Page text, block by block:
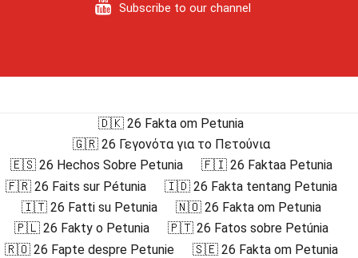
Subscribe to our channel
🇩🇰 26 Fakta om Petunia
🇬🇷 26 Γεγονότα για το Πετούνια
🇪🇸 26 Hechos Sobre Petunia
🇫🇮 26 Faktaa Petunia
🇫🇷 26 Faits sur Pétunia
🇮🇩 26 Fakta tentang Petunia
🇮🇹 26 Fatti su Petunia
🇳🇴 26 Fakta om Petunia
🇵🇱 26 Fakty o Petunia
🇵🇹 26 Fatos sobre Petúnia
🇷🇴 26 Fapte despre Petunie
🇸🇪 26 Fakta om Petunia